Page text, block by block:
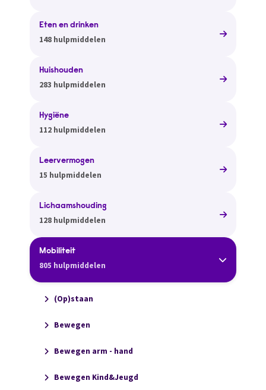
Eten en drinken
148 hulpmiddelen
Huishouden
283 hulpmiddelen
Hygiëne
112 hulpmiddelen
Leervermogen
15 hulpmiddelen
Lichaamshouding
128 hulpmiddelen
Mobiliteit
805 hulpmiddelen
(Op)staan
Bewegen
Bewegen arm - hand
Bewegen Kind&Jeugd